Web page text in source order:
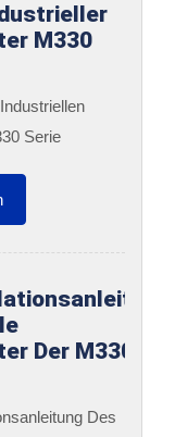
M330
Serie
Der M330-
Des